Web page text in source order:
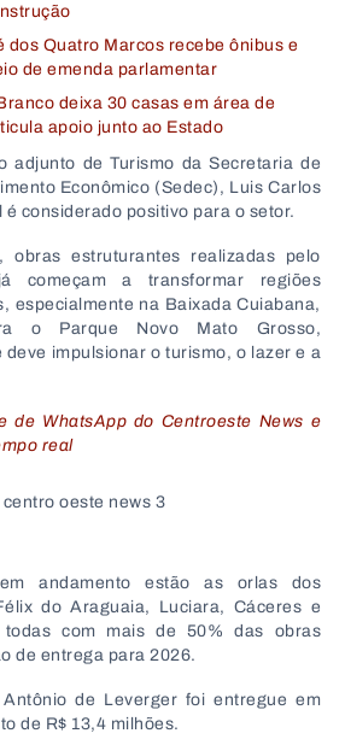
dos Quatro Marcos recebe ônibus e
de emenda parlamentar
deixa 30 casas em área de
apoio junto ao Estado
adjunto de Turismo daSecretaria de
Econômico (Sedec), Luis Carlos
é considerado positivo para o setor.
obras estruturantes realizadas pelo
começam a transformar regiões
especialmente na Baixada Cuiabana,
o Parque Novo Mato Grosso,
impulsionar o turismo, o lazer e a
de WhatsApp do Centroeste News e
real
andamento estão as orlas dos
do Araguaia, Luciara, Cáceres e
todas com mais de 50% das obras
de entrega para 2026.
Antônio de Leverger foi entregue em
de R$ 13,4 milhões.